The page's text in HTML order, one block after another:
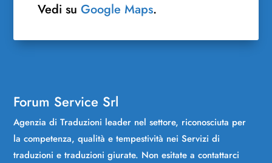
Vedi suGoogle Maps.
Forum Service Srl
Agenzia di Traduzioni leader nel settore, riconosciuta per
la competenza, qualità e tempestività nei Servizi di
traduzioni e traduzioni giurate. Non esitate a contattarci